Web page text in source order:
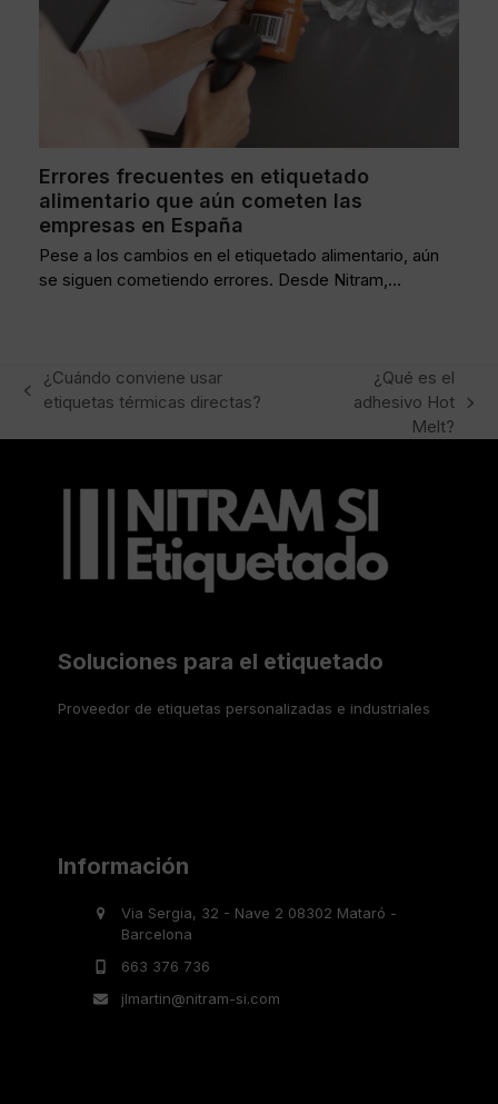
Errores frecuentes en etiquetado
alimentario que aún cometen las
empresas en España
Pese a los cambios en el etiquetado alimentario, aún
se siguen cometiendo errores. Desde Nitram,…
previous
¿Cuándo conviene usar
etiquetas térmicas directas?
post:
¿Qué es el
adhesivo Hot
Melt?
Soluciones para el etiquetado
Proveedor de etiquetas personalizadas e industriales
Información
Via Sergia, 32 - Nave 2 08302 Mataró -
Barcelona
663 376 736
jlmartin@nitram-si.com